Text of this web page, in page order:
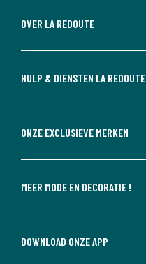
OVER LA REDOUTE
HULP & DIENSTEN LA REDOUTE
ONZE EXCLUSIEVE MERKEN
MEER MODE EN DECORATIE !
DOWNLOAD ONZE APP